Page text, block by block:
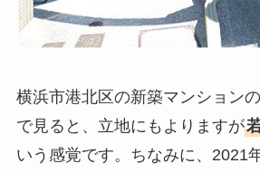
横浜市港北区の新築マンション
で見ると、立地にもよりますが
いう感覚です。ちなみに、2021